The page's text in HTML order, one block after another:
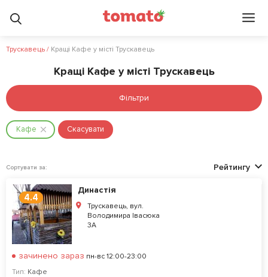
Трускавець / Кращі Кафе у місті Трускавець
Кращі Кафе у місті Трускавець
Фільтри
Кафе Скасувати
Сортувати за: Рейтингу
4.4
Династія
Трускавець, вул.
Володимира Івасюка
3А
зачинено зараз пн-вс 12:00-23:00
Тип: Кафе